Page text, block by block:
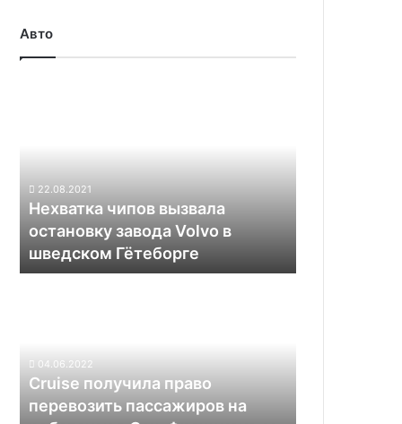
Авто
шведском
Гётеборге
22.08.2021
Нехватка чипов вызвала
остановку завода Volvo в
шведском Гётеборге
на
04.06.2022
Cruise получила право
перевозить пассажиров на